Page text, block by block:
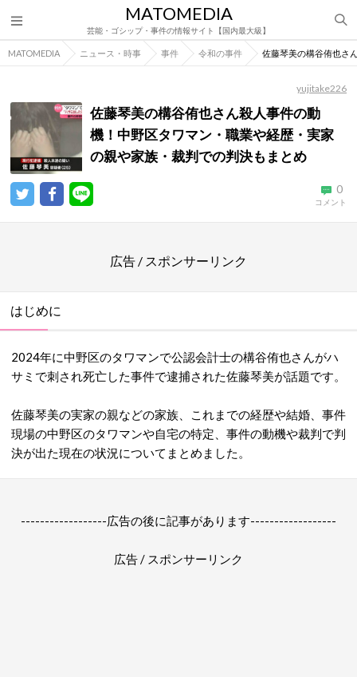
MATOMEDIA
芸能・ゴシップ・事件の情報サイト【国内最大級】
MATOMEDIA ニュース・時事 事件 令和の事件 佐藤琴美の構谷侑也さ
yujitake226
佐藤琴美の構谷侑也さん殺人事件の動
機！中野区タワマン・職業や経歴・実家
の親や家族・裁判での判決もまとめ
0
コメント
広告 / スポンサーリンク
はじめに
2024年に中野区のタワマンで公認会計士の構谷侑也さんがハ
サミで刺され死亡した事件で逮捕された佐藤琴美が話題です。
佐藤琴美の実家の親などの家族、これまでの経歴や結婚、事件
現場の中野区のタワマンや自宅の特定、事件の動機や裁判で判
決が出た現在の状況についてまとめました。
------------------広告の後に記事があります------------------
広告 / スポンサーリンク